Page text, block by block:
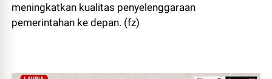
meningkatkan kualitas penyelenggaraan
pemerintahan ke depan. (fz)